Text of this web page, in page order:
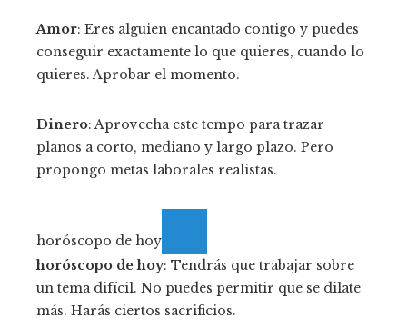
Amor: Eres alguien encantado contigo y puedes
conseguir exactamente lo que quieres, cuando lo
quieres. Aprobar el momento.
Dinero: Aprovecha este tempo para trazar
planos a corto, mediano y largo plazo. Pero
propongo metas laborales realistas.
horóscopo de hoy
horóscopo de hoy: Tendrás que trabajar sobre
un tema difícil. No puedes permitir que se dilate
más. Harás ciertos sacrificios.